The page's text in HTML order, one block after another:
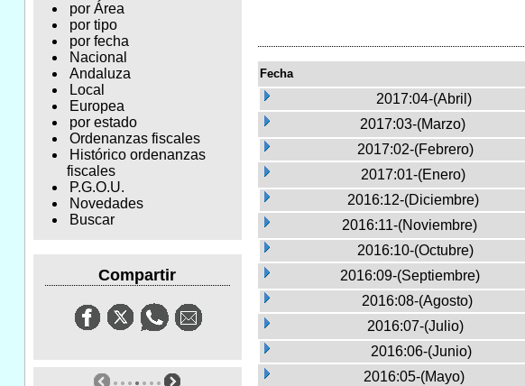
por Área
por tipo
por fecha
Nacional
Andaluza
Local
Europea
por estado
Ordenanzas fiscales
Histórico ordenanzas
fiscales
P.G.O.U.
Novedades
Buscar
Compartir
Fecha
2017:04-(Abril)
2017:03-(Marzo)
2017:02-(Febrero)
2017:01-(Enero)
2016:12-(Diciembre)
2016:11-(Noviembre)
2016:10-(Octubre)
2016:09-(Septiembre)
2016:08-(Agosto)
2016:07-(Julio)
2016:06-(Junio)
2016:05-(Mayo)